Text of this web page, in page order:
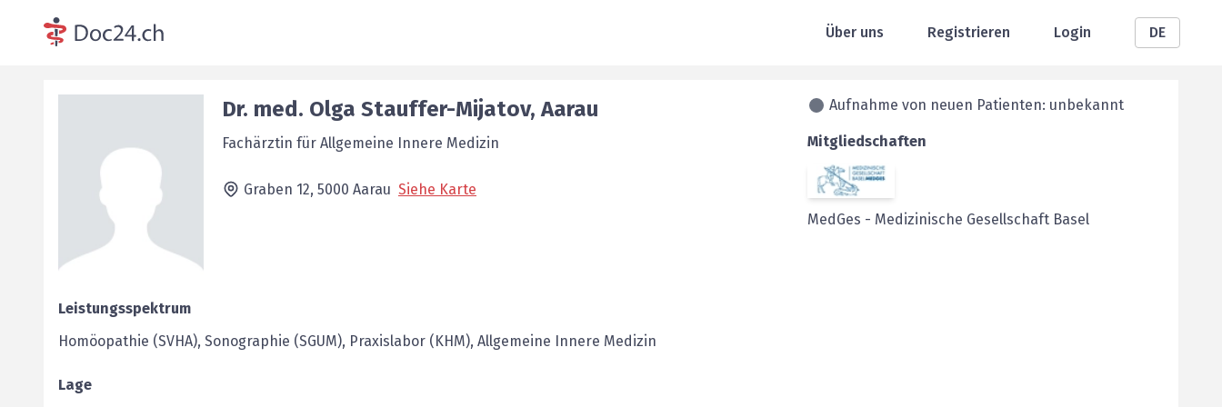
Über uns Registrieren Login DE
Dr. med. Olga Stauffer-Mijatov,Aarau
Fachärztin für Allgemeine Innere Medizin
Graben 12, 5000 Aarau Siehe Karte
Leistungsspektrum
Homöopathie (SVHA), Sonographie (SGUM), Praxislabor (KHM), Allgemeine Innere Medizin
Lage
Aufnahme von neuen Patienten: unbekannt
Mitgliedschaften
MedGes - Medizinische Gesellschaft Basel